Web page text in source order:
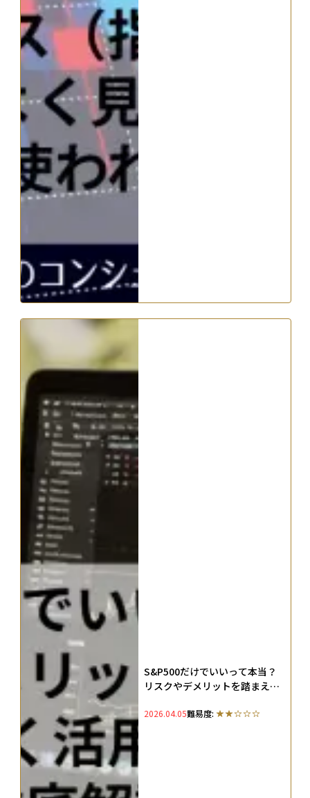
S&P500だけでいいって本当？
リスクやデメリットを踏まえて
底解説
2026.04.05難易度: